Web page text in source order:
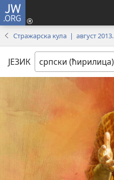
JW.ORG
Стражарска кула | август 2013.
ЈЕЗИК